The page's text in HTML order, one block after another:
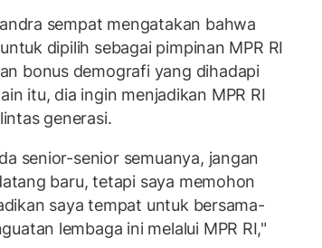
sempat mengatakan bahwa
dipilih sebagai pimpinan MPR RI
bonus demografi yang dihadapi
itu, dia ingin menjadikan MPR RI
generasi.
senior-senior semuanya, jangan
baru, tetapi saya memohon
saya tempat untuk bersama-
lembaga ini melalui MPR RI,"